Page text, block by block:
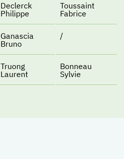
Declerck
Philippe
Toussaint
Fabrice
Ganascia
Bruno
/
Truong
Laurent
Bonneau
Sylvie